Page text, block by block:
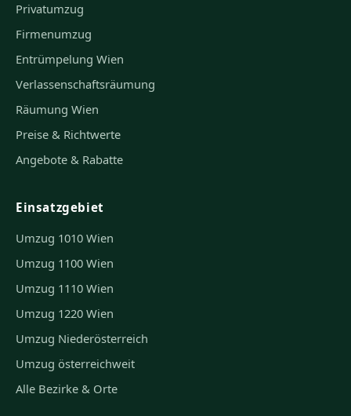
Privatumzug
Firmenumzug
Entrümpelung Wien
Verlassenschaftsräumung
Räumung Wien
Preise & Richtwerte
Angebote & Rabatte
Einsatzgebiet
Umzug 1010 Wien
Umzug 1100 Wien
Umzug 1110 Wien
Umzug 1220 Wien
Umzug Niederösterreich
Umzug österreichweit
Alle Bezirke & Orte